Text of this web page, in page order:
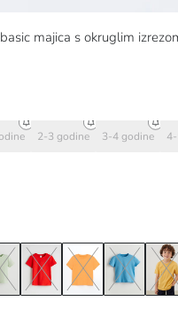
majica s okruglim
2-3 godine 3-4 godine